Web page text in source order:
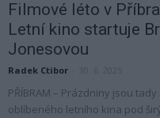
Filmové léto v
Letní kino startuje
Jonesovou
Radek Ctibor
PŘÍBRAM – Prázdniny jsou
oblíbeného letního kina pod